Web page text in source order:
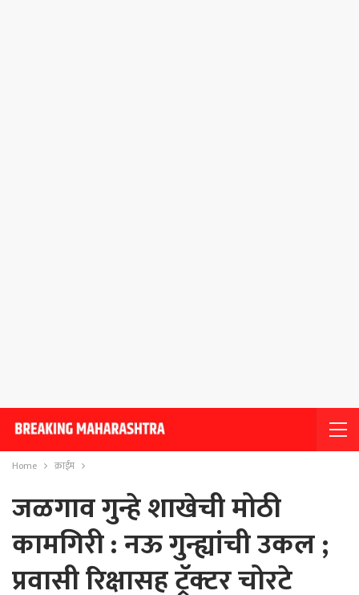
Home क्राईम
जळगाव गुन्हे शाखेची मोठी
कामगिरी : नऊ गुन्ह्यांची उकल ;
प्रवासी रिक्षासह ट्रॅक्टर चोरटे